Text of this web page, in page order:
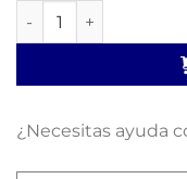
Canapé tapizado Mar
¿Necesitas ayuda